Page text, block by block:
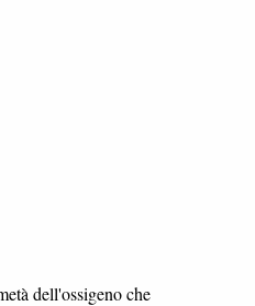
dell'ossigeno che